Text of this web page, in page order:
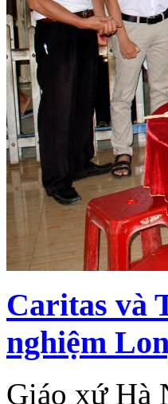
Caritas và
nghiệm
Giáo xứ Hà